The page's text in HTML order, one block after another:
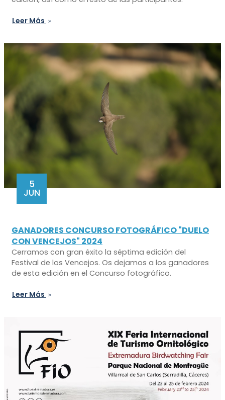
Leer Más
5
JUN
GANADORES CONCURSO FOTOGRÁFICO "DUELO
CON VENCEJOS" 2024
Cerramos con gran éxito la séptima edición del
Festival de los Vencejos. Os dejamos a los ganadores
de esta edición en el Concurso fotográfico.
Leer Más